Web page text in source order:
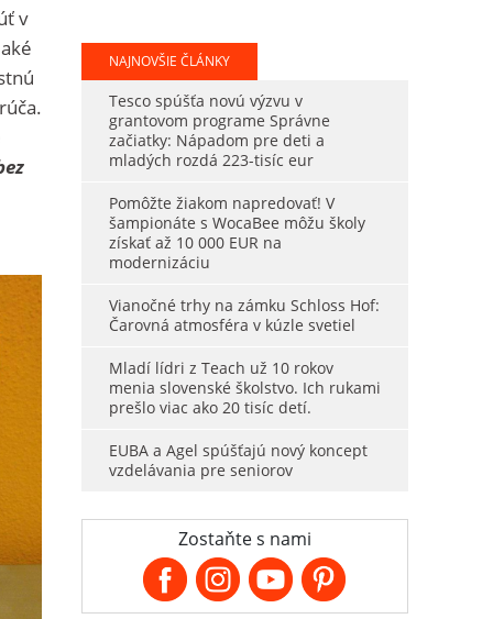
v
NAJNOVŠIE ČLÁNKY
Tesco spúšťa novú výzvu v
grantovom programe Správne
začiatky: Nápadom pre deti a
mladých rozdá 223-tisíc eur
Pomôžte žiakom napredovať! V
šampionáte s WocaBee môžu školy
získať až 10 000 EUR na
modernizáciu
Vianočné trhy na zámku Schloss Hof:
Čarovná atmosféra v kúzle svetiel
Mladí lídri z Teach už 10 rokov
menia slovenské školstvo. Ich rukami
prešlo viac ako 20 tisíc detí.
EUBA a Agel spúšťajú nový koncept
vzdelávania pre seniorov
Zostaňte s nami